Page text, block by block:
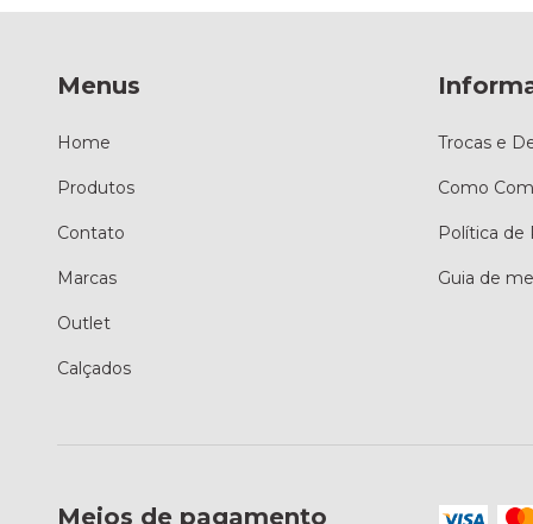
Menus
Home
Produtos
Contato
Marcas
Outlet
Calçados
Trocas e
Como
Política de
Guia de
Meios de pagamento